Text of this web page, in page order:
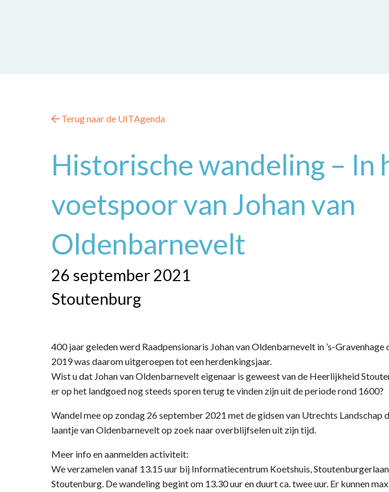
Terug naar de UITAgenda
Historische wandeling – In
voetspoor van Johan van
Oldenbarnevelt
26 september 2021
Stoutenburg
400 jaar geleden werd Raadpensionaris Johan van Oldenbarnevelt in ’s-Gravenhage
2019 was daarom uitgeroepen tot een herdenkingsjaar.
Wist u dat Johan van Oldenbarnevelt eigenaar is geweest van de Heerlijkheid
er op het landgoed nog steeds sporen terug te vinden zijn uit de periode rond 1600?
Wandel mee op zondag 26 september 2021 met de gidsen van Utrechts Landschap
laantje van Oldenbarnevelt op zoek naar overblijfselen uit zijn tijd.
Meer info en aanmelden activiteit:
We verzamelen vanaf 13.15 uur bij Informatiecentrum Koetshuis,
Stoutenburg. De wandeling begint om 13.30 uur en duurt ca. twee uur. Er kunnen